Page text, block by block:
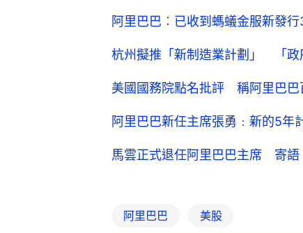
阿里巴巴︰已收到螞蟻金服新發
杭州擬推「新制造業計劃」 「政
美國國務院點名批評 稱阿里巴巴
阿里巴巴新任主席張勇﹕新的5
馬雲正式退任阿里巴巴主席 寄
阿里巴巴 美股